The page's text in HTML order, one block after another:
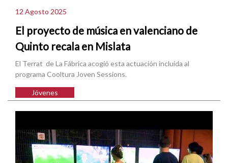
12 Agosto 2025
El proyecto de música en valenciano de
Quinto recala en Mislata
El Terrat de La Fábrica acogió esta actuación incluida al
programa Cooltura Joven Sessions.
Jóvenes